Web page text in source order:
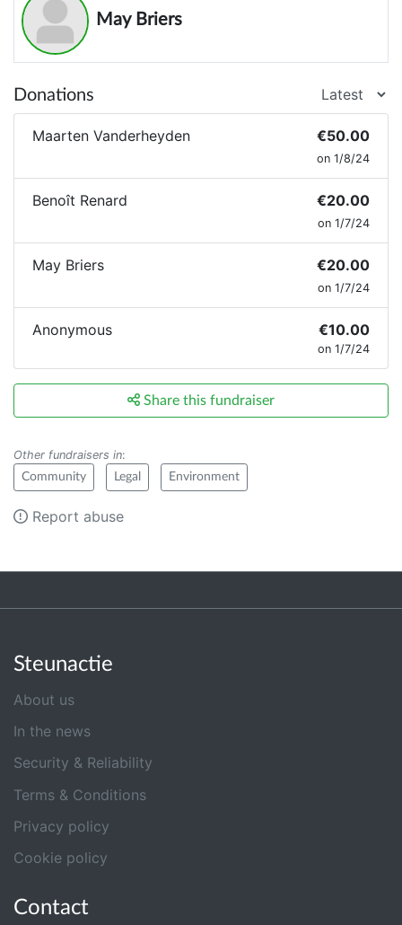
May Briers
Donations
Maarten Vanderheyden €50.00
on 1/8/24
Benoît Renard €20.00
on 1/7/24
May Briers €20.00
on 1/7/24
Anonymous €10.00
on 1/7/24
Share this fundraiser
Other fundraisers in:
Community Legal Environment
Report abuse
Steunactie
About us
In the news
Security & Reliability
Terms & Conditions
Privacy policy
Cookie policy
Contact